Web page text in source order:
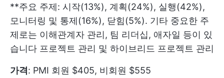
**주요 주제: 시작(13%), 계획(24%), 실행(42%),
모니터링 및 통제(16%), 닫힘(5%). 기타 중요한 주
제로는 이해관계자 관리, 팀 리더십, 애자일 등이 있
습니다 프로젝트 관리 및 하이브리드 프로젝트 관리
가격 : PMI 회원 $405, 비회원 $555